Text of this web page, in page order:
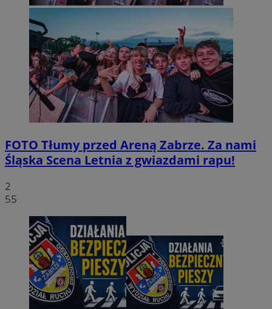
FOTO Tłumy przed Areną Zabrze. Za nami
Śląska Scena Letnia z gwiazdami rapu!
2
55